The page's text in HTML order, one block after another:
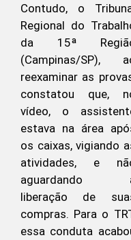
Contudo, o
Regional do
da 15ª
(Campinas/SP),
reexaminar as
constatou que,
vídeo, o
estava na área
os caixas, vigiando
atividades, e
aguardando
liberação de
compras. Para o
essa conduta